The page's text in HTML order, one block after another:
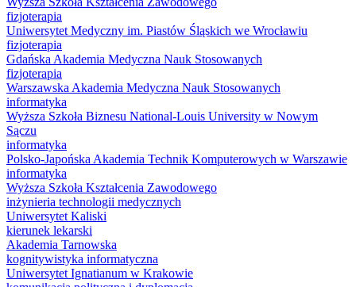
fizjoterapia
Uniwersytet Medyczny im. Piastów Śląskich we Wrocławiu
fizjoterapia
Gdańska Akademia Medyczna Nauk Stosowanych
fizjoterapia
Warszawska Akademia Medyczna Nauk Stosowanych
informatyka
Wyższa Szkoła Biznesu National-Louis University w Nowym
Sączu
informatyka
Polsko-Japońska Akademia Technik Komputerowych w Warszawie
informatyka
Wyższa Szkoła Kształcenia Zawodowego
inżynieria technologii medycznych
Uniwersytet Kaliski
kierunek lekarski
Akademia Tarnowska
kognitywistyka informatyczna
Uniwersytet Ignatianum w Krakowie